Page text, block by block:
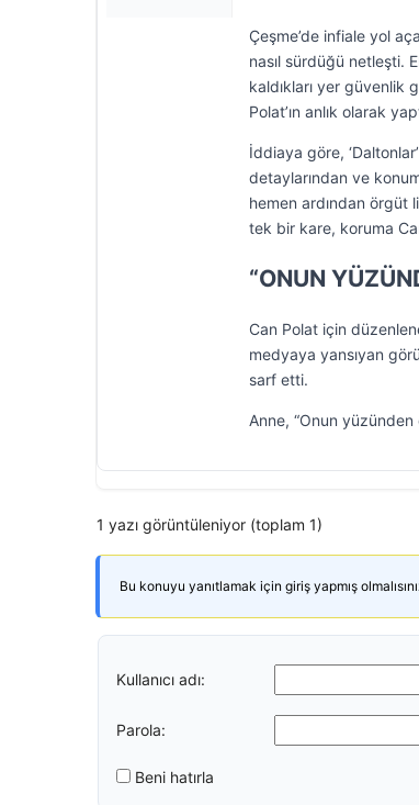
Çeşme’de infiale yol
nasıl sürdüğü netleşti.
kaldıkları yer güvenlik
Polat’ın anlık olarak
İddiaya göre,
detaylarından ve
hemen ardından
tek bir kare, koruma
“ONUN
Can Polat için
medyaya yansıyan
sarf etti.
Anne, “Onun
1 yazı görüntüleniyor (toplam 1)
Bu konuyu yanıtlamak için giriş yapmış
Kullanıcı adı:
Parola:
Beni hatırla